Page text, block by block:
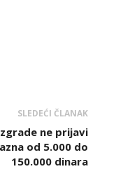
SLEDEĆI ČLANAK
ne prijavi
od 5.000 do
150.000 dinara